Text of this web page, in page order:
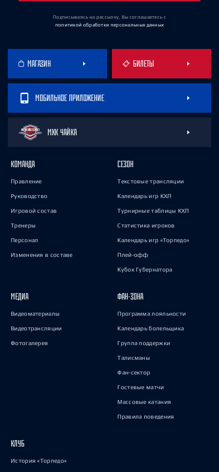
Подписываясь на рассылку, Вы соглашаетесь с
политикой обработки персональных данных
МАГАЗИН БИЛЕТЫ
МОБИЛЬНОЕ ПРИЛОЖЕНИЕ
МХК ЧАЙКА
КОМАНДА
Правление
Руководство
Игровой состав
Тренеры
Персонал
Изменения в составе
СЕЗОН
Текстовые трансляции
Календарь игр КХЛ
Турнирные таблицы КХЛ
Статистика игроков
Календарь игр «Торпедо»
Плей-офф
Кубок Губернатора
МЕДИА
Видеоматериалы
Видеотрансляции
Фотогалерея
ФАН-ЗОНА
Программа лояльности
Календарь болельщика
Группа поддержки
Талисманы
Фан-сектор
Гостевые матчи
Массовые катания
Правила поведения
КЛУБ
История «Торпедо»